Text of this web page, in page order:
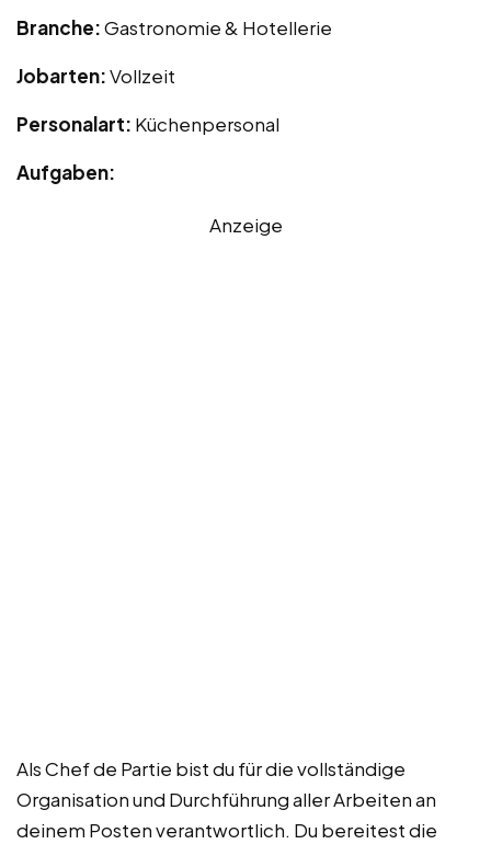
Branche:Gastronomie & Hotellerie
Jobarten:Vollzeit
Personalart: Küchenpersonal
Aufgaben:
Anzeige
Als Chef de Partie bist du für die vollständige
Organisation und Durchführung aller Arbeiten an
deinem Posten verantwortlich. Du bereitest die